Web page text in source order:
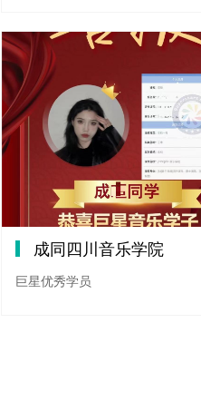
成同四川音乐学院
巨星优秀学员